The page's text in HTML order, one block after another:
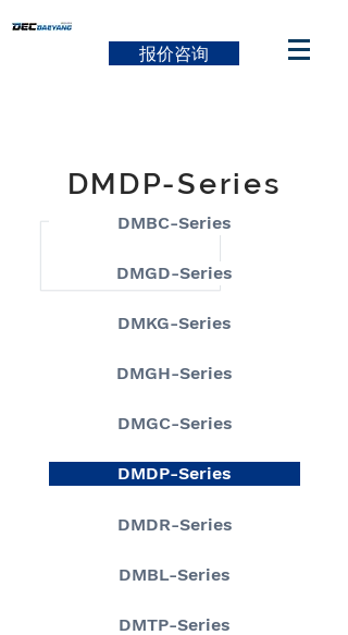
报价咨询
DMDP-Series
DMBC-Series
DMGD-Series
DMKG-Series
DMGH-Series
DMGC-Series
DMDP-Series
DMDR-Series
DMBL-Series
DMTP-Series